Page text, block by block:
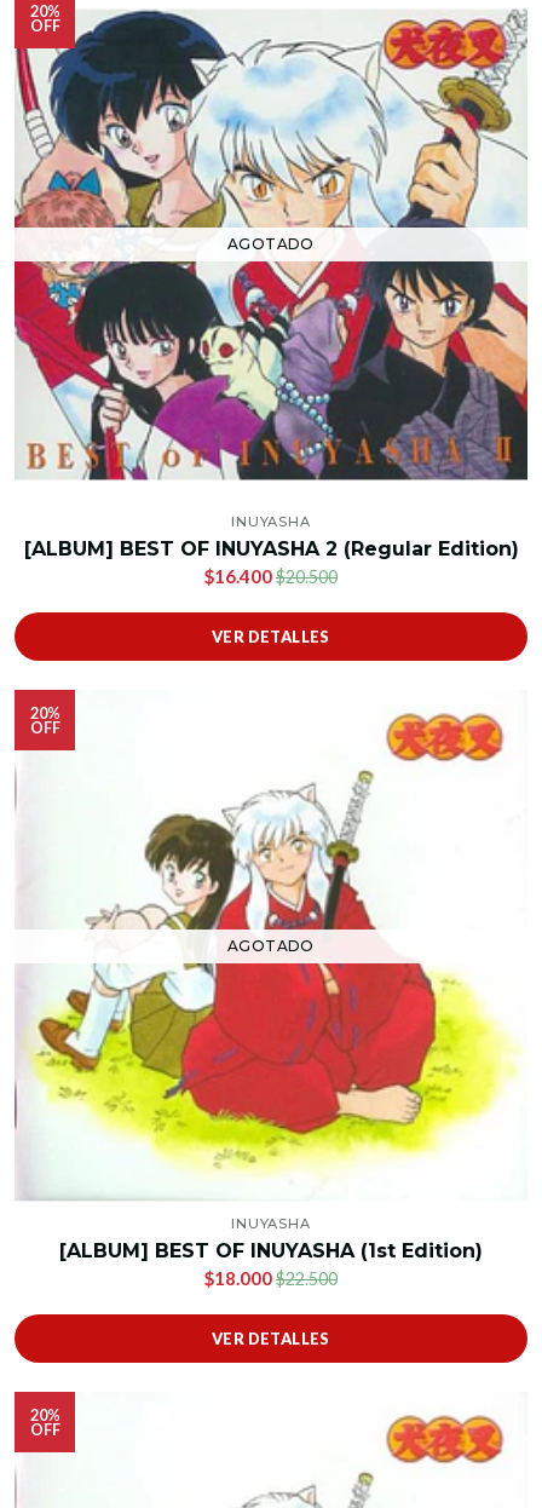
20%
OFF
AGOTADO
INUYASHA
[ALBUM] BEST OF INUYASHA 2 (Regular Edition)
$16.400$20.500
VER DETALLES
20%
OFF
AGOTADO
INUYASHA
[ALBUM] BEST OF INUYASHA (1st Edition)
$18.000$22.500
VER DETALLES
20%
OFF